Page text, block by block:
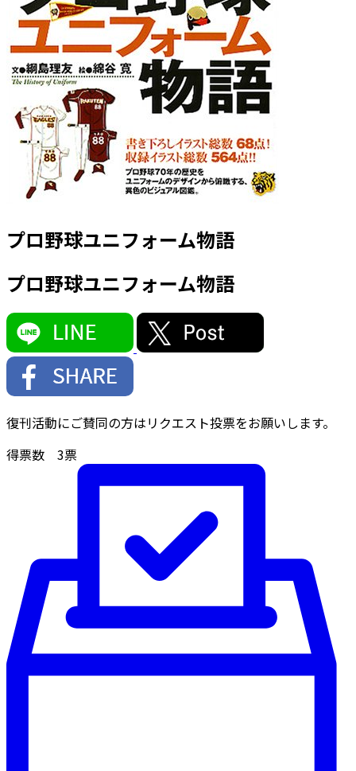
プロ野球ユニフォーム物語
プロ野球ユニフォーム物語
復刊活動にご賛同の方はリクエスト投票をお願いします。
得票数 3票